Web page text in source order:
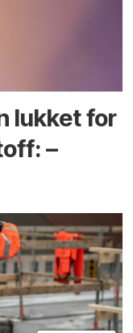
lukket for
–